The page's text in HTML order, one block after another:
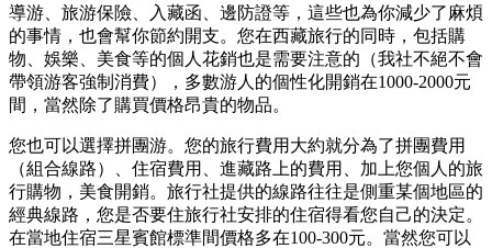
導游、旅游保險、入藏函、邊防證等，這些也為你減少了麻煩
的事情，也會幫你節約開支。您在西藏旅行的同時，包括購
物、娛樂、美食等的個人花銷也是需要注意的（我社不絕不會
帶領游客強制消費），多數游人的個性化開銷在1000-2000元
間，當然除了購買價格昂貴的物品。
您也可以選擇拼團游。您的旅行費用大約就分為了拼團費用
（組合線路）、住宿費用、進藏路上的費用、加上您個人的旅
行購物，美食開銷。旅行社提供的線路往往是側重某個地區的
經典線路，您是否要住旅行社安排的住宿得看您自己的決定。
在當地住宿三星賓館標準間價格多在100-300元。當然您可以